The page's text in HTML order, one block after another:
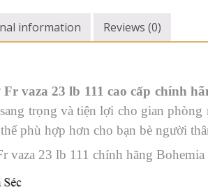
information Reviews (0)
vaza 23 lb 111 cao cấp chính
trọng và tiện lợi cho gian
phù hợp hơn cho bạn bè người
vaza 23 lb 111 chính hãng